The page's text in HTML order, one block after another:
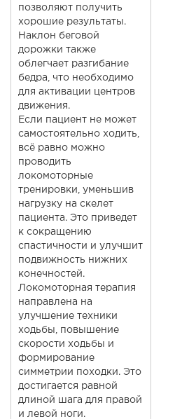
позволяют получить
хорошие результаты.
Наклон беговой
дорожки также
облегчает разгибание
бедра, что необходимо
для активации центров
движения.
Если пациент не может
самостоятельно ходить,
всё равно можно
проводить
локомоторные
тренировки, уменьшив
нагрузку на скелет
пациента. Это приведет
к сокращению
спастичности и улучшит
подвижность нижних
конечностей.
Локомоторная терапия
направлена на
улучшение техники
ходьбы, повышение
скорости ходьбы и
формирование
симметрии походки. Это
достигается равной
длиной шага для правой
и левой ноги.